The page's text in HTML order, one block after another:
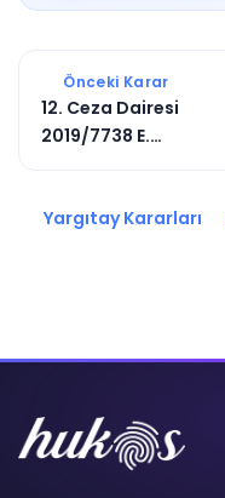
Önceki Karar
12. Ceza Dairesi
2019/7738 E.
Yargıtay Kararları